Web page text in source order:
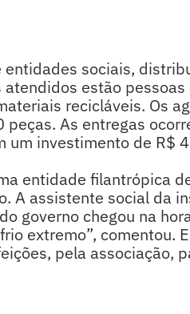
entidades sociais,
estão
recicláveis. Os
As entregas
um investimento de R$
entidade filantrópica
A assistente social da
governo chegou na
extremo”, comentou.
pela associação,